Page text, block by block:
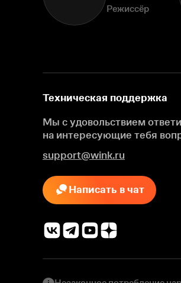
Режиссёр
Техническая поддержка
Мы с удовольствием
на интересующие тебя
support@wink.ru
Написать в чат